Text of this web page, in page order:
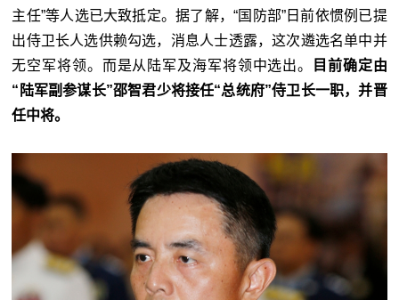
主任”等人选已大致抵定。据了解，“国防部”日前依惯例已提
出侍卫长人选供赖勾选，消息人士透露，这次遴选名单中并
无空军将领。而是从陆军及海军将领中选出。
目前确定由
“ 陆军副参谋长”邵智君少将接任“总统府”侍卫长一职，并晋
任中将。